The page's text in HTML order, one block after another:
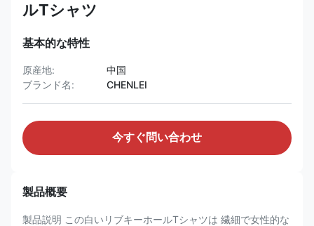
ルTシャツ
基本的な特性
原産地:
中国
ブランド名:
CHENLEI
今すぐ問い合わせ
製品概要
製品説明 この白いリブキーホールTシャツは 繊細で女性的な